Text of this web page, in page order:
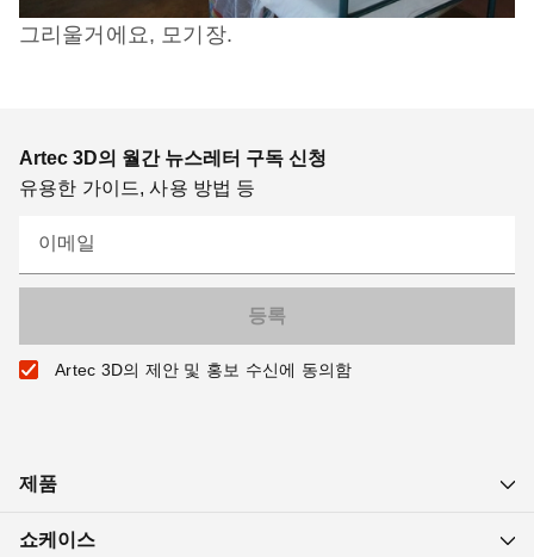
그리울거에요, 모기장.
Artec 3D의 월간 뉴스레터 구독 신청
유용한 가이드, 사용 방법 등
이메일
Artec 3D의 제안 및 홍보 수신에 동의함
제품
쇼케이스